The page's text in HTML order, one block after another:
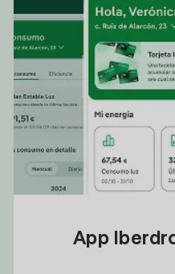
App